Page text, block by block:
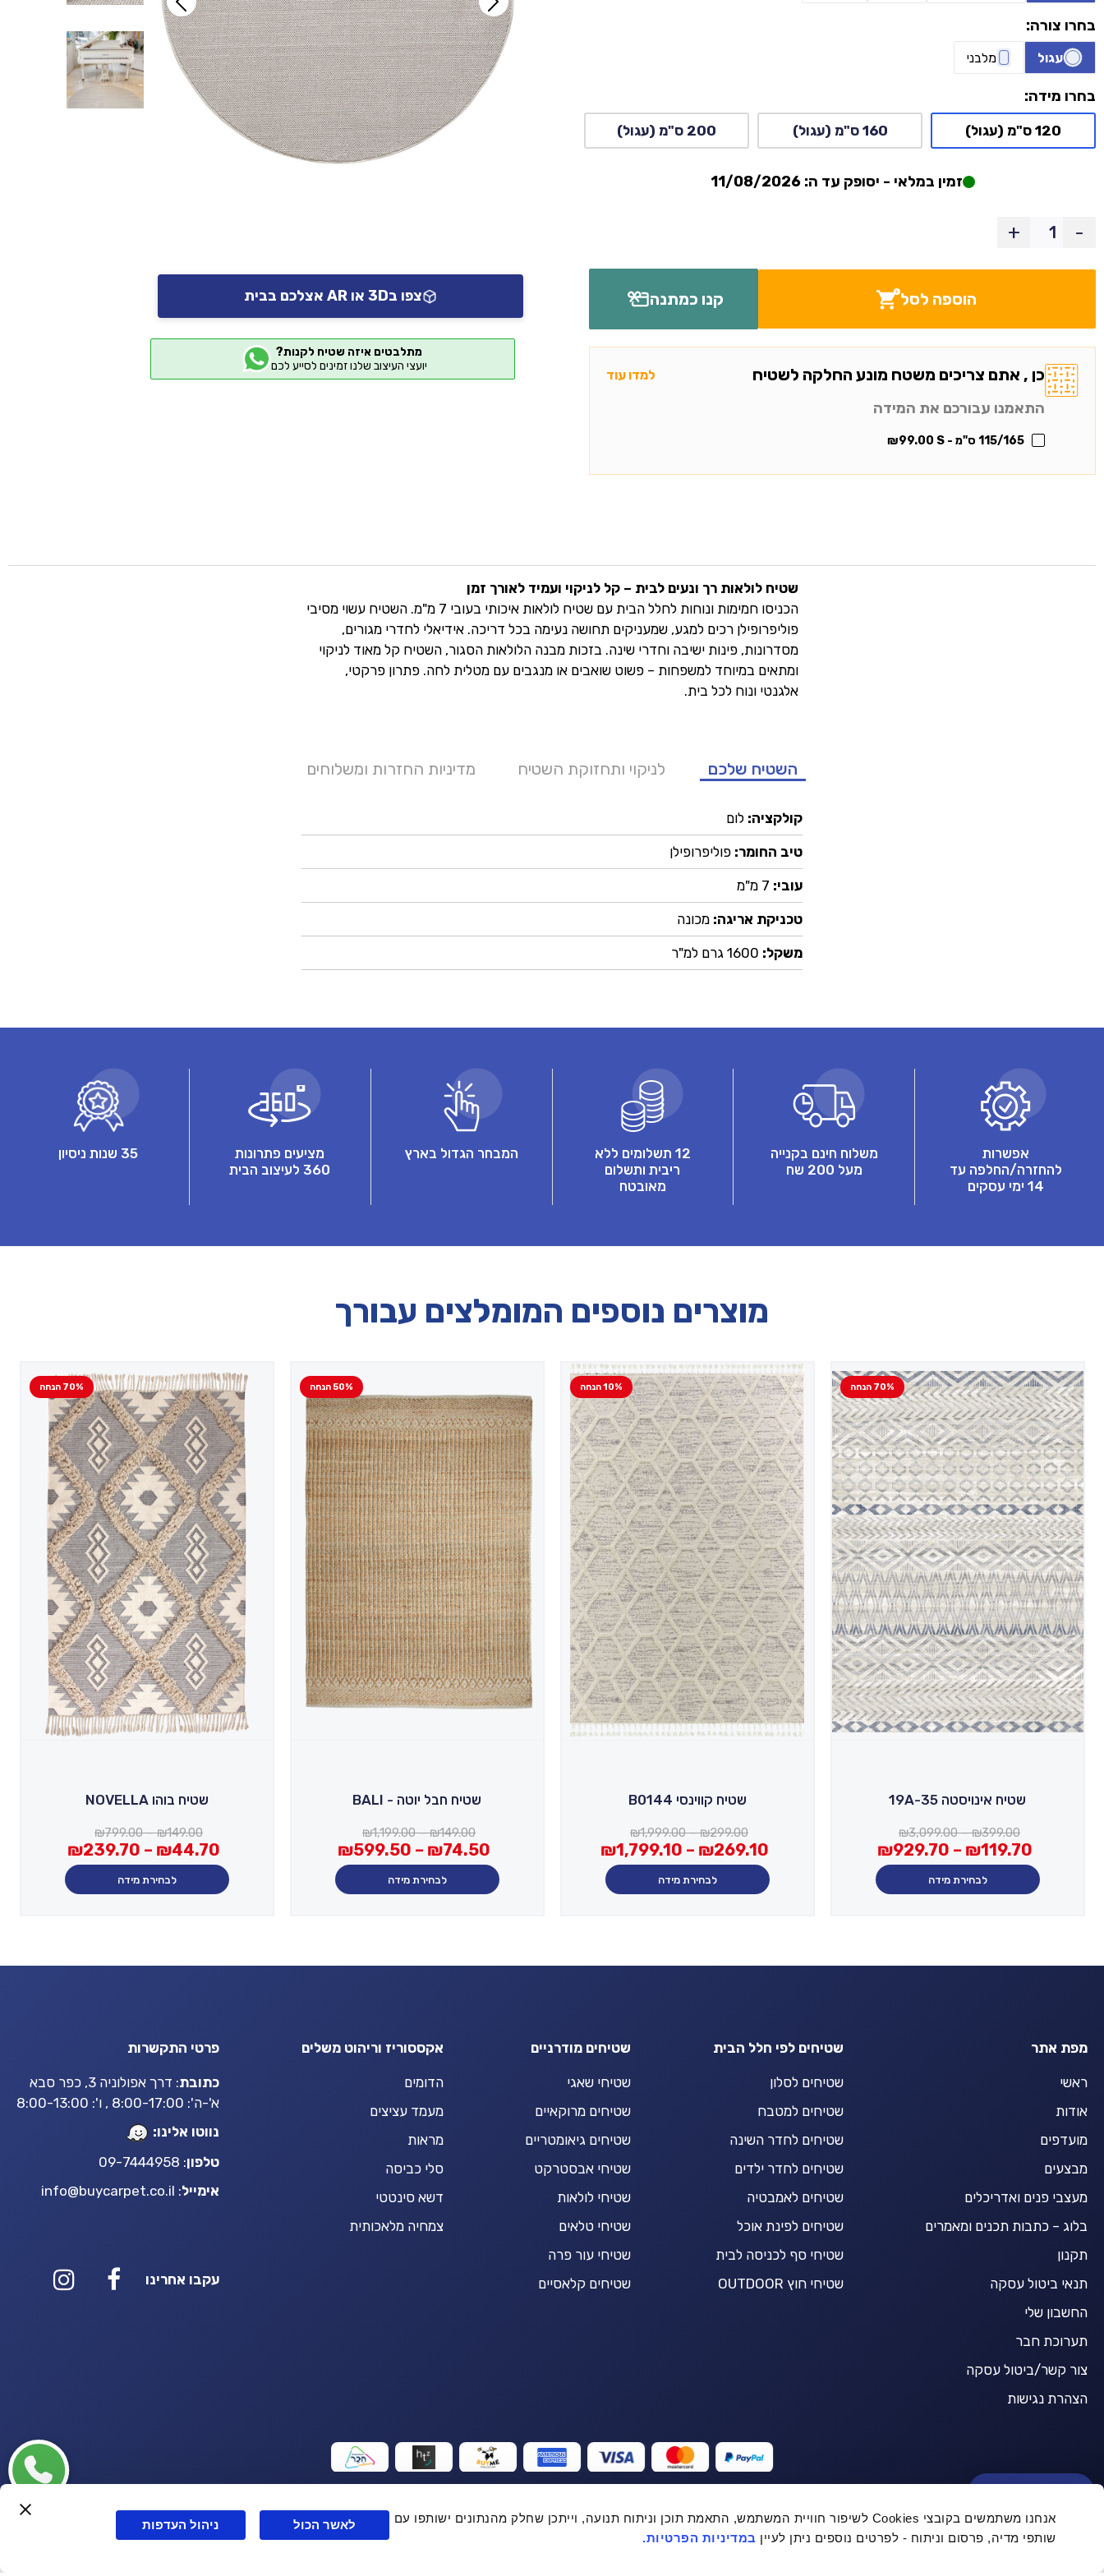
אנחנו משתמשים בקובצי Cookies לשיפור חוויית המשתמש, התאמת תוכן וניתוח תנועה, וייתכן שחלק מהנתונים ישותפו עם
שותפי מדיה, פרסום וניתוח - לפרטים נוספים ניתן לעיין במדיניות הפרטיות.
לאשר הכול ניהול העדפות
בחרו צורה:
עגול מלבני
בחרו מידה:
120 ס"מ (עגול) 160 ס"מ (עגול) 200 ס"מ (עגול)
זמין במלאי - יסופק עד ה: 11/08/2026
-
+
קנו כמתנה הוספה לסל
כן , אתם צריכים משטח מונע החלקה לשטיח למדו עוד
התאמנו עבורכם את המידה
115/165 ס"מ - S ₪99.00
צפו ב3D או AR אצלכם בבית
מתלבטים איזה שטיח לקנות?
יועצי העיצוב שלנו זמינים לסייע לכם
שטיח לולאות רך ונעים לבית – קל לניקוי ועמיד לאורך זמן
הכניסו חמימות ונוחות לחלל הבית עם שטיח לולאות איכותי בעובי 7 מ"מ. השטיח עשוי מסיבי
פוליפרופילן רכים למגע, שמעניקים תחושה נעימה בכל דריכה. אידיאלי לחדרי מגורים,
מסדרונות, פינות ישיבה וחדרי שינה. בזכות מבנה הלולאות הסגור, השטיח קל מאוד לניקוי
ומתאים במיוחד למשפחות – פשוט שואבים או מנגבים עם מטלית לחה. פתרון פרקטי,
אלגנטי ונוח לכל בית.
השטיח שלכם לניקוי ותחזוקת השטיח מדיניות החזרות ומשלוחים
קולקציה: לום
טיב החומר: פוליפרופילן
עובי: 7 מ"מ
טכניקת אריגה: מכונה
משקל: 1600 גרם למ"ר
אפשרות
להחזרה/החלפה עד
14 ימי עסקים
משלוח חינם בקנייה
מעל 200 שח
12 תשלומים ללא
ריבית ותשלום
מאובטח
המבחר הגדול בארץ
מציעים פתרונות
360 לעיצוב הבית
35 שנות ניסיון
מוצרים נוספים המומלצים עבורך
70% הנחה
שטיח אינויסטה 19A-35
₪399.00
–
₪3,099.00
טווח
מחירים:
₪119.70
–
₪929.70
מחירים:
לבחירת מידה
10% הנחה
שטיח קווינסי B0144
₪299.00
–
₪1,999.00
טווח
מחירים:
₪269.10
–
₪1,799.10
לבחירת מידה
50% הנחה
שטיח חבל יוטה - BALI
₪149.00
–
₪1,199.00
טווח
מחירים:
₪74.50
–
₪599.50
טווח
מחירים:
לבחירת מידה
70% הנחה
שטיח בוהו NOVELLA
₪149.00
–
₪799.00
טווח
מחירים:
₪44.70
–
₪239.70
טווח
מחירים:
לבחירת מידה
מפת אתר
ראשי
אודות
מועדפים
מבצעים
מעצבי פנים ואדריכלים
בלוג – כתבות תכנים ומאמרים
תקנון
תנאי ביטול עסקה
החשבון שלי
תערוכת חבר
צור קשר/ביטול עסקה
הצהרת נגישות
שטיחים לפי חלל הבית
שטיחים לסלון
שטיחים למטבח
שטיחים לחדר השינה
שטיחים לחדר ילדים
שטיחים לאמבטיה
שטיחים לפינת אוכל
שטיחי סף לכניסה לבית
שטיחי חוץ OUTDOOR
שטיחים מודרניים
שטיחי שאגי
שטיחים מרוקאיים
שטיחים גיאומטריים
שטיחי אבסטרקט
שטיחי לולאות
שטיחי טלאים
שטיחי עור פרה
שטיחים קלאסיים
אקססוריז וריהוט משלים
הדומים
מעמד עציצים
מראות
סלי כביסה
דשא סינטטי
צמחיה מלאכותית
פרטי התקשרות
כתובת: דרך אפולוניה 3, כפר סבא
א'-ה': 8:00-17:00 , ו': 8:00-13:00
נווטו אלינו:
טלפון: 09-7444958
אימייל:
info@buycarpet.co.il
עקבו אחרינו
שטיח לולאות לום עגול - קרם
-
+ הוספה לסל